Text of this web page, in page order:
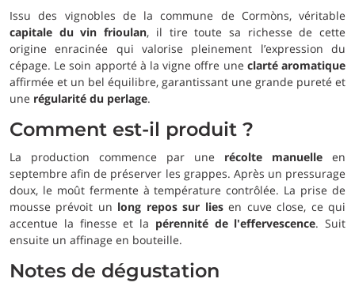
Issu des vignobles de la commune de Cormòns, véritable
capitale du vin frioulan, il tire toute sa richesse de cette
origine enracinée qui valorise pleinement l’expression du
cépage. Le soin apporté à la vigne offre une clarté aromatique
affirmée et un bel équilibre, garantissant une grande pureté et
une régularité du perlage.
Comment est-il produit ?
La production commence par une récolte manuelle en
septembre afin de préserver les grappes. Après un pressurage
doux, le moût fermente à température contrôlée. La prise de
mousse prévoit un long repos sur liesen cuve close, ce qui
accentue la finesse et la pérennité de l'effervescence. Suit
ensuite un affinage en bouteille.
Notes de dégustation